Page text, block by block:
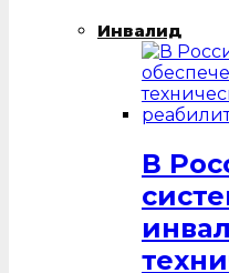
Инвалид
В